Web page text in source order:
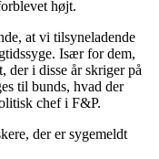
højt.
at vi tilsyneladende
Især for dem,
der i disse år skriger på
til bunds, hvad der
chef i F&P.
der er sygemeldt